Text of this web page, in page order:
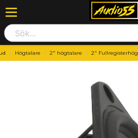
Högtalare 2" högtalare 2"